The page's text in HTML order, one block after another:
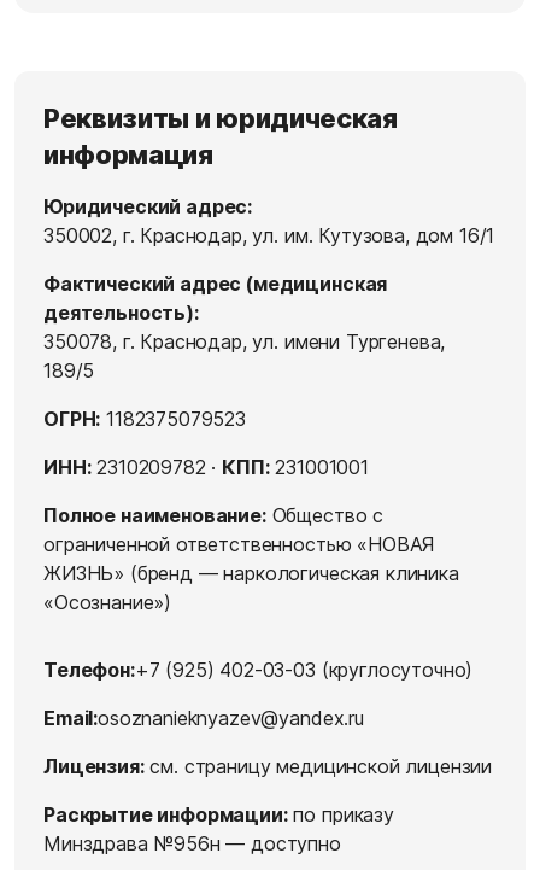
Реквизиты и юридическая
информация
Юридический адрес:
350002, г. Краснодар, ул. им. Кутузова, дом 16/1
Фактический адрес (медицинская
деятельность):
350078, г. Краснодар, ул. имени Тургенева,
189/5
ОГРН: 1182375079523
ИНН:2310209782 · КПП:231001001
Полное наименование:Общество с
ограниченной ответственностью «НОВАЯ
ЖИЗНЬ» (бренд — наркологическая клиника
«Осознание»)
Телефон:+7 (925) 402-03-03 (круглосуточно)
Email:osoznanieknyazev@yandex.ru
Лицензия:см. страницу медицинской лицензии
Раскрытие информации:по приказу
Минздрава №956н —доступно